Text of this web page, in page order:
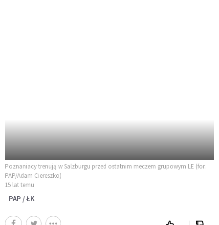
Poznaniacy trenują w Salzburgu przed ostatnim meczem grupowym LE (for.
PAP/Adam Ciereszko)
15 lat temu
PAP / ŁK